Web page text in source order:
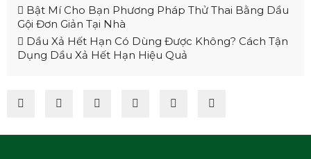
Bật Mí Cho Bạn Phương Pháp Thử Thai Bằng Dầu
Gội Đơn Giản Tại Nhà
Dầu Xả Hết Hạn Có Dùng Được Không? Cách Tận
Dụng Dầu Xả Hết Hạn Hiệu Quả